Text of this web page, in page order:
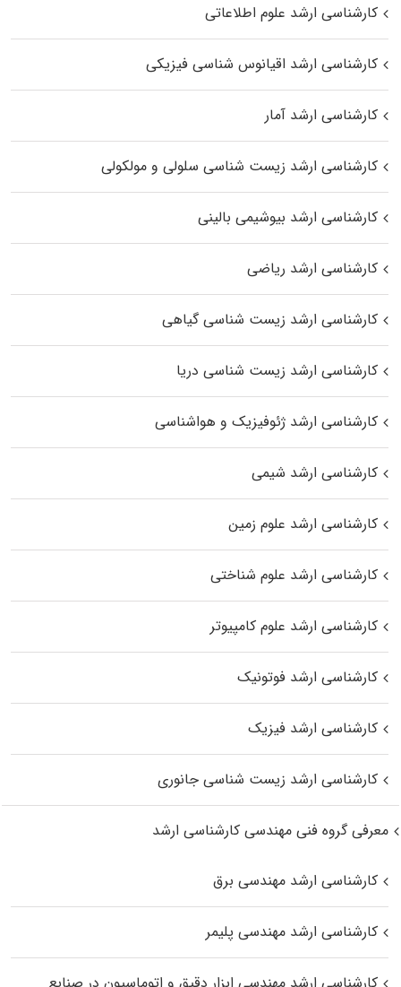
کارشناسی ارشد علوم اطلاعاتی
کارشناسی ارشد اقیانوس‌ شناسی فیزیکی
کارشناسی ارشد آمار
کارشناسی ارشد زیست شناسی سلولی و مولکولی
کارشناسی ارشد بیوشیمی بالینی
کارشناسی ارشد ریاضی
کارشناسی ارشد زیست‌ شناسی گیاهی
کارشناسی ارشد زیست‌ شناسی دریا
کارشناسی ارشد ژئوفیزیک و هواشناسی
کارشناسی ارشد شیمی
کارشناسی ارشد علوم زمین
کارشناسی ارشد علوم شناختی
کارشناسی ارشد علوم کامپیوتر
کارشناسی ارشد فوتونیک
کارشناسی ارشد فیزیک
کارشناسی ارشد زیست‌ شناسی جانوری
معرفی گروه فنی مهندسی کارشناسی ارشد
کارشناسی ارشد مهندسی برق
کارشناسی ارشد مهندسی پلیمر